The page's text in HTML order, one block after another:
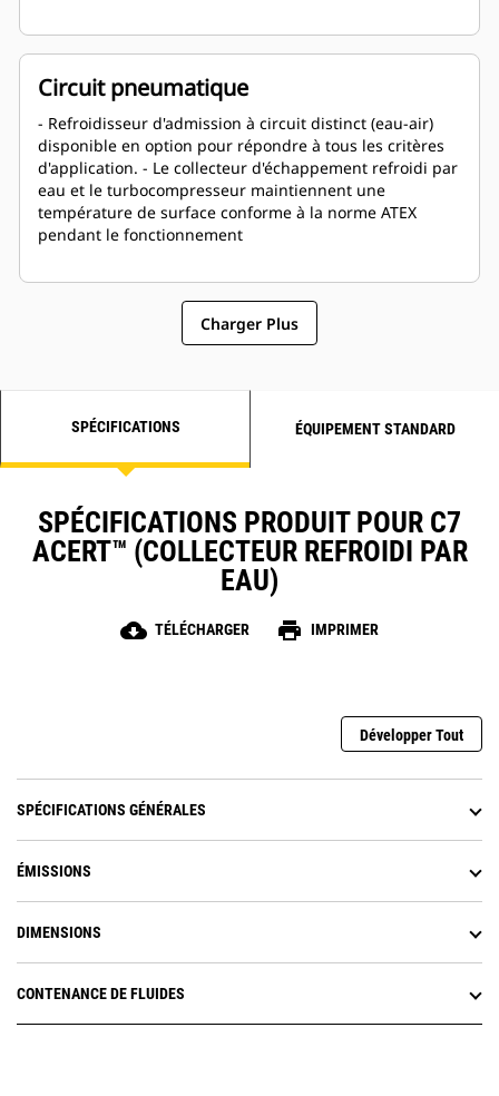
Circuit pneumatique
- Refroidisseur d'admission à circuit distinct (eau-air)
disponible en option pour répondre à tous les critères
d'application. - Le collecteur d'échappement refroidi par
eau et le turbocompresseur maintiennent une
température de surface conforme à la norme ATEX
pendant le fonctionnement
Charger Plus
SPÉCIFICATIONS ÉQUIPEMENT STANDARD
SPÉCIFICATIONS PRODUIT POUR C7
ACERT™ (COLLECTEUR REFROIDI PAR
EAU)
cloud_download TÉLÉCHARGER print IMPRIMER
Développer Tout
SPÉCIFICATIONS GÉNÉRALES
ÉMISSIONS
DIMENSIONS
CONTENANCE DE FLUIDES